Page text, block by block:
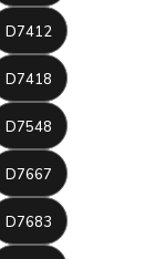
D7412
D7418
D7548
D7667
D7683